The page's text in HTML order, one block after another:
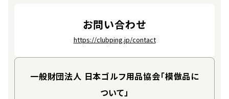
お問い合わせ
https://clubping.jp/contact
一般財団法人 日本ゴルフ用品協会「模倣品に
ついて」